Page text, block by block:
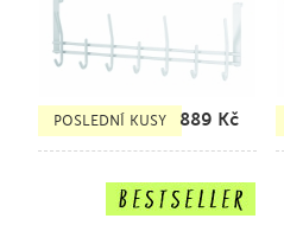
POSLEDNÍ KUSY 889 Kč